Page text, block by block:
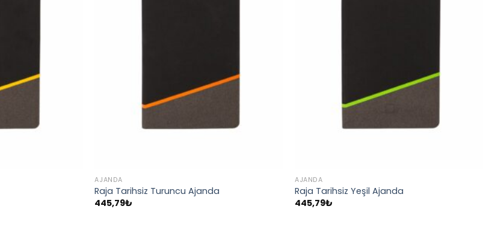
AJANDA
Raja Tarihsiz Turuncu Ajanda
445,79₺
AJANDA
Raja Tarihsiz Yeşil Ajanda
445,79₺